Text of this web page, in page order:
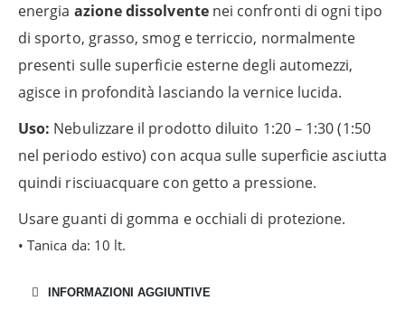
energia azione dissolventenei confronti di ogni tipo
di sporto, grasso, smog e terriccio, normalmente
presenti sulle superficie esterne degli automezzi,
agisce in profondità lasciando la vernice lucida.
Uso: Nebulizzare il prodotto diluito 1:20 – 1:30 (1:50
nel periodo estivo) con acqua sulle superficie asciutta
quindi risciuacquare con getto a pressione.
Usare guanti di gomma e occhiali di protezione.
• Tanica da: 10 lt.
INFORMAZIONI AGGIUNTIVE